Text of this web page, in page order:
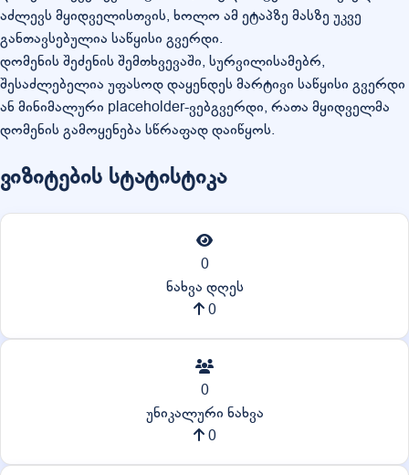
აძლევს მყიდველისთვის, ხოლო ამ ეტაპზე მასზე უკვე
განთავსებულია საწყისი გვერდი.
დომენის შეძენის შემთხვევაში, სურვილისამებრ,
შესაძლებელია უფასოდ დაყენდეს მარტივი საწყისი გვერდი
ან მინიმალური placeholder-ვებგვერდი, რათა მყიდველმა
დომენის გამოყენება სწრაფად დაიწყოს.
ვიზიტების სტატისტიკა
0
ნახვა დღეს
0
0
უნიკალური ნახვა
0